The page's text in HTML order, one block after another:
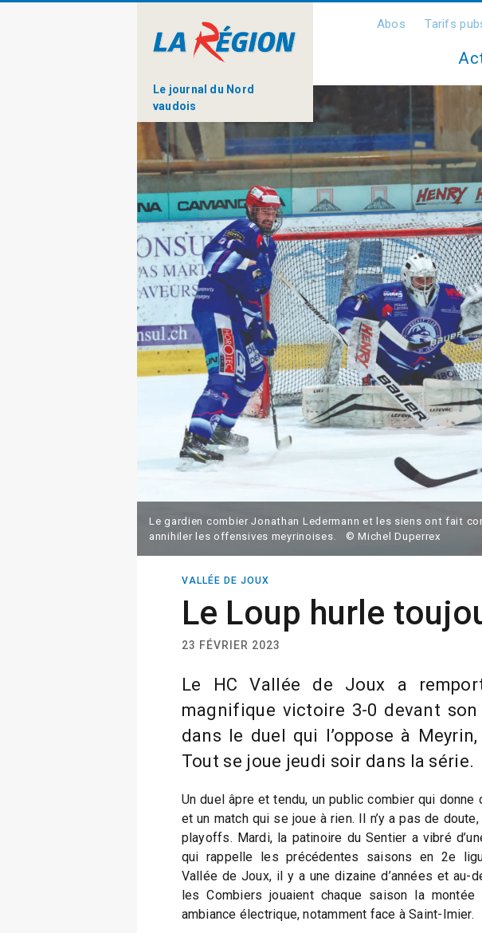
Le journal du Nord
vaudois
Abos Tarifs
Le gardien combier Jonathan Ledermann et les siens ont fait
annihiler les offensives meyrinoises. © Michel Duperrex
VALLÉE DE JOUX
Le Loup hurle
23 FÉVRIER 2023
Le HC Vallée de Joux a
magnifique victoire 3-0 devant son
dans le duel qui l’oppose à
Tout se joue jeudi soir dans la série.
Un duel âpre et tendu, un public combier qui donne
et un match qui se joue à rien. Il n’y a pas de
playoffs. Mardi, la patinoire du Sentier a vibré
qui rappelle les précédentes saisons en 2e
Vallée de Joux, il y a une dizaine d’années et au-
les Combiers jouaient chaque saison la montée
ambiance électrique, notamment face à Saint-Imier.